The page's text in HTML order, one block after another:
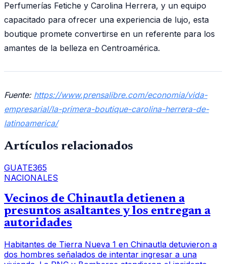
Perfumerías Fetiche y Carolina Herrera, y un equipo
capacitado para ofrecer una experiencia de lujo, esta
boutique promete convertirse en un referente para los
amantes de la belleza en Centroamérica.
Fuente: https://www.prensalibre.com/economia/vida-
empresarial/la-primera-boutique-carolina-herrera-de-
latinoamerica/
Artículos relacionados
GUATE365
NACIONALES
Vecinos de Chinautla detienen a
presuntos asaltantes y los entregan a
autoridades
Habitantes de Tierra Nueva 1 en Chinautla detuvieron a
dos hombres señalados de intentar ingresar a una